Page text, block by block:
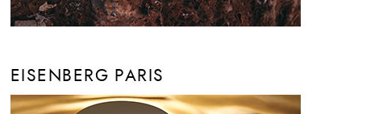
EISENBERG PARIS